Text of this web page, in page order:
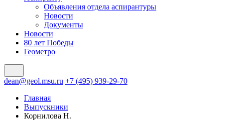
Объявления отдела аспирантуры
Новости
Документы
Новости
80 лет Победы
Геометро
dean@geol.msu.ru +7 (495) 939-29-70
Главная
Выпускники
Корнилова Н.